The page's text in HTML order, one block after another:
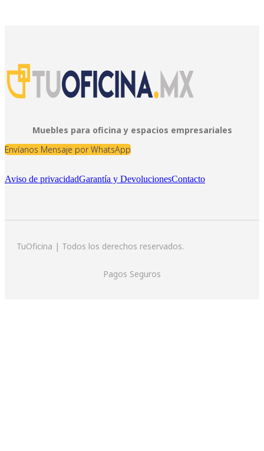
Muebles para oficina y espacios empresariales
Envíanos Mensaje por WhatsApp
Aviso de privacidadGarantía y DevolucionesContacto
TuOficina | Todos los derechos reservados.
Pagos Seguros